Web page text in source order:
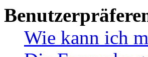
Wie kann ich